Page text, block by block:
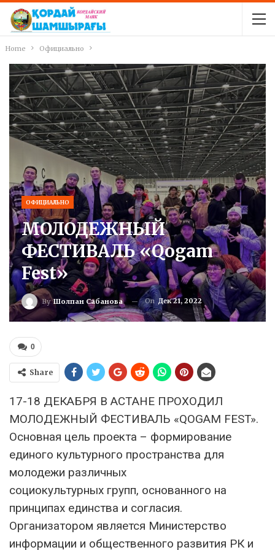
Home Официально
ОФИЦИАЛЬНО
МОЛОДЕЖНЫЙ
ФЕСТИВАЛЬ «Qogam
Fest»
ByШолпан Сабанова On Дек 21, 2022
0
Share
17-18 ДЕКАБРЯ В АСТАНЕ ПРОХОДИЛ
МОЛОДЕЖНЫЙ ФЕСТИВАЛЬ «QOGAM FEST».
Основная цель проекта – формирование
единого культурного пространства для
молодежи различных
социокультурных групп, основанного на
принципах единства и согласия.
Организатором является Министерство
информации и общественного развития РК и